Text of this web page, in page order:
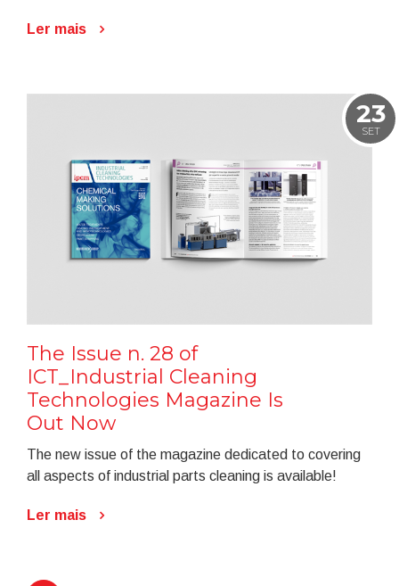
Ler mais
23
SET
The Issue n. 28 of
ICT_Industrial Cleaning
Technologies Magazine Is
Out Now
The new issue of the magazine dedicated to covering
all aspects of industrial parts cleaning is available!
Ler mais